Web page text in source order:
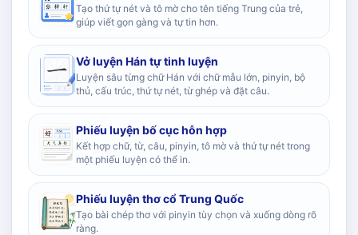
Tạo thứ tự nét và tô mờ cho tên tiếng Trung của trẻ,
giúp viết gọn gàng và tự tin hơn.
Vở luyện Hán tự tinh luyện
Luyện sâu từng chữ Hán với chữ mẫu lớn, pinyin, bộ
thủ, cấu trúc, thứ tự nét, từ ghép và đặt câu.
Phiếu luyện bố cục hỗn hợp
Kết hợp chữ, từ, câu, pinyin, tô mờ và thứ tự nét trong
một phiếu luyện có thể in.
Phiếu luyện thơ cổ Trung Quốc
Tạo bài chép thơ với pinyin tùy chọn và xuống dòng rõ
ràng.